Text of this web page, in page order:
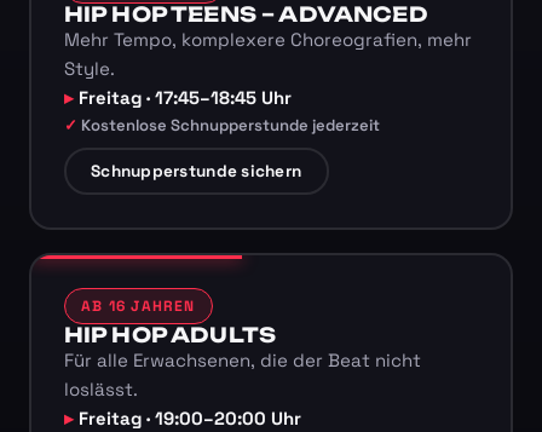
HIP HOP TEENS – ADVANCED
Mehr Tempo, komplexere Choreografien, mehr
Style.
Freitag · 17:45–18:45 Uhr
Kostenlose Schnupperstunde jederzeit
Schnupperstunde sichern
AB 16 JAHREN
HIP HOP ADULTS
Für alle Erwachsenen, die der Beat nicht
loslässt.
Freitag · 19:00–20:00 Uhr